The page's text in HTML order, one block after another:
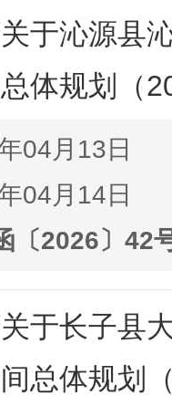
于沁源县
体规划（
04月13日
04月14日
〔2026〕42
于长子县
总体规划